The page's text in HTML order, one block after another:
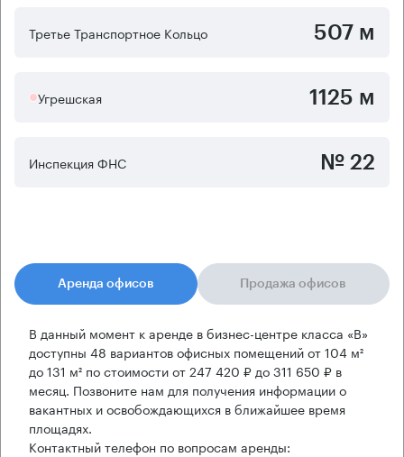
Третье Транспортное Кольцо 507 м
Угрешская 1125 м
Инспекция ФНС № 22
Аренда офисов Продажа офисов
В данный момент к аренде в бизнес-центре класса «B»
доступны 48 вариантов офисных помещений от 104 м²
до 131 м² по стоимости от 247 420 ₽ до 311 650 ₽ в
месяц. Позвоните нам для получения информации о
вакантных и освобождающихся в ближайшее время
площадях.
Контактный телефон по вопросам аренды: